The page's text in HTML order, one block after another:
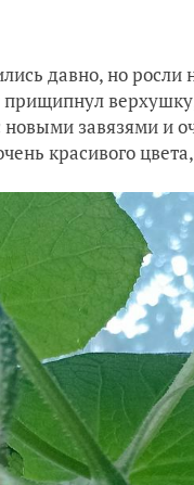
давно, но росли
новыми завязями и
красивого